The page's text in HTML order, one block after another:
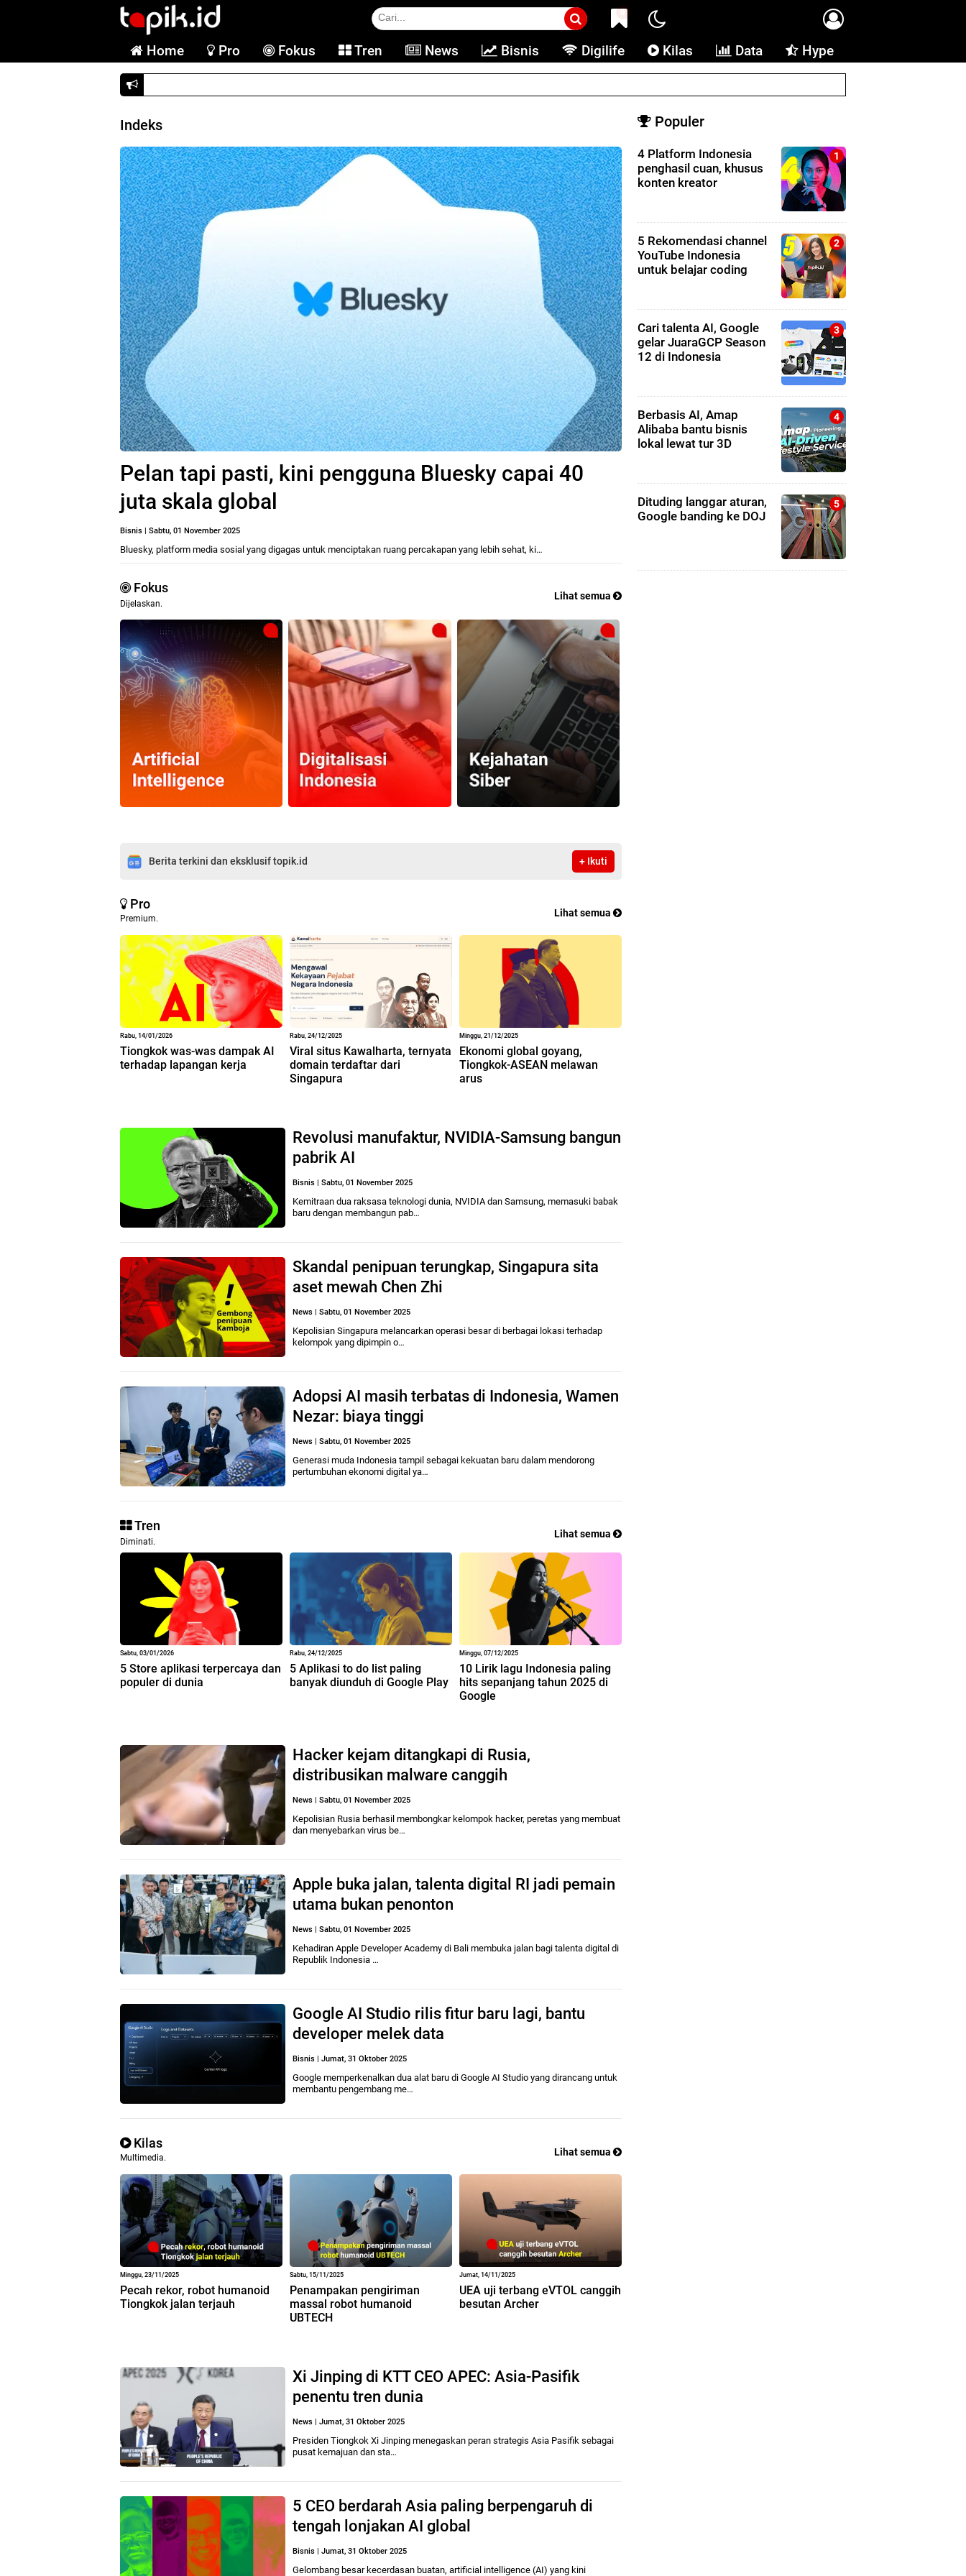
0
Home Pro Fokus Tren News Bisnis Digilife Kilas Data Hype
Indeks
Pelan tapi pasti, kini pengguna Bluesky capai 40
juta skala global
Bisnis | Sabtu, 01 November 2025
Bluesky, platform media sosial yang digagas untuk menciptakan ruang percakapan yang lebih sehat, ki…
Fokus
Dijelaskan.
Lihat semua
Berita terkini dan eksklusif topik.id + Ikuti
Pro
Premium. Lihat semua
Rabu, 14/01/2026
Tiongkok was-was dampak AI
terhadap lapangan kerja
Rabu, 24/12/2025
Viral situs Kawalharta, ternyata
domain terdaftar dari
Singapura
Minggu, 21/12/2025
Ekonomi global goyang,
Tiongkok-ASEAN melawan
arus
Revolusi manufaktur, NVIDIA-Samsung bangun
pabrik AI
Bisnis | Sabtu, 01 November 2025
Kemitraan dua raksasa teknologi dunia, NVIDIA dan Samsung, memasuki babak
baru dengan membangun pab…
Skandal penipuan terungkap, Singapura sita
aset mewah Chen Zhi
News | Sabtu, 01 November 2025
Kepolisian Singapura melancarkan operasi besar di berbagai lokasi terhadap
kelompok yang dipimpin o…
Adopsi AI masih terbatas di Indonesia, Wamen
Nezar: biaya tinggi
News | Sabtu, 01 November 2025
Generasi muda Indonesia tampil sebagai kekuatan baru dalam mendorong
pertumbuhan ekonomi digital ya…
Tren
Diminati.
Lihat semua
Sabtu, 03/01/2026
5 Store aplikasi terpercaya dan
populer di dunia
Rabu, 24/12/2025
5 Aplikasi to do list paling
banyak diunduh di Google Play
Minggu, 07/12/2025
10 Lirik lagu Indonesia paling
hits sepanjang tahun 2025 di
Google
Hacker kejam ditangkapi di Rusia,
distribusikan malware canggih
News | Sabtu, 01 November 2025
Kepolisian Rusia berhasil membongkar kelompok hacker, peretas yang membuat
dan menyebarkan virus be…
Apple buka jalan, talenta digital RI jadi pemain
utama bukan penonton
News | Sabtu, 01 November 2025
Kehadiran Apple Developer Academy di Bali membuka jalan bagi talenta digital di
Republik Indonesia …
Google AI Studio rilis fitur baru lagi, bantu
developer melek data
Bisnis | Jumat, 31 Oktober 2025
Google memperkenalkan dua alat baru di Google AI Studio yang dirancang untuk
membantu pengembang me…
Kilas
Multimedia. Lihat semua
Minggu, 23/11/2025
Pecah rekor, robot humanoid
Tiongkok jalan terjauh
Sabtu, 15/11/2025
Penampakan pengiriman
massal robot humanoid
UBTECH
Jumat, 14/11/2025
UEA uji terbang eVTOL canggih
besutan Archer
Xi Jinping di KTT CEO APEC: Asia-Pasifik
penentu tren dunia
News | Jumat, 31 Oktober 2025
Presiden Tiongkok Xi Jinping menegaskan peran strategis Asia Pasifik sebagai
pusat kemajuan dan sta…
5 CEO berdarah Asia paling berpengaruh di
tengah lonjakan AI global
Bisnis | Jumat, 31 Oktober 2025
Gelombang besar kecerdasan buatan, artificial intelligence (AI) yang kini
Populer
4 Platform Indonesia
penghasil cuan, khusus
konten kreator
5 Rekomendasi channel
YouTube Indonesia
untuk belajar coding
Cari talenta AI, Google
gelar JuaraGCP Season
12 di Indonesia
Berbasis AI, Amap
Alibaba bantu bisnis
lokal lewat tur 3D
Dituding langgar aturan,
Google banding ke DOJ